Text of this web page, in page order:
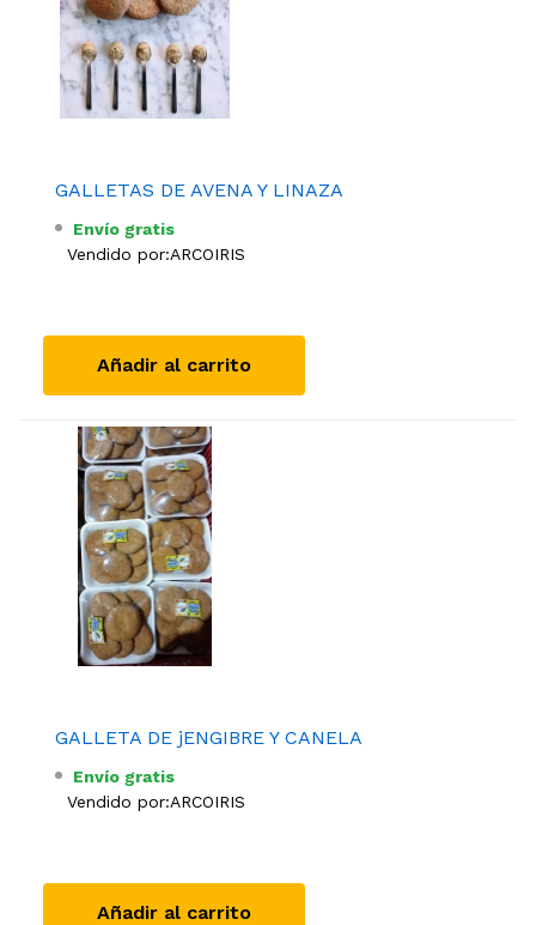
GALLETAS DE AVENA Y LINAZA
Envío gratis
Vendido por:ARCOIRIS
Añadir al carrito
GALLETA DE jENGIBRE Y CANELA
Envío gratis
Vendido por:ARCOIRIS
Añadir al carrito